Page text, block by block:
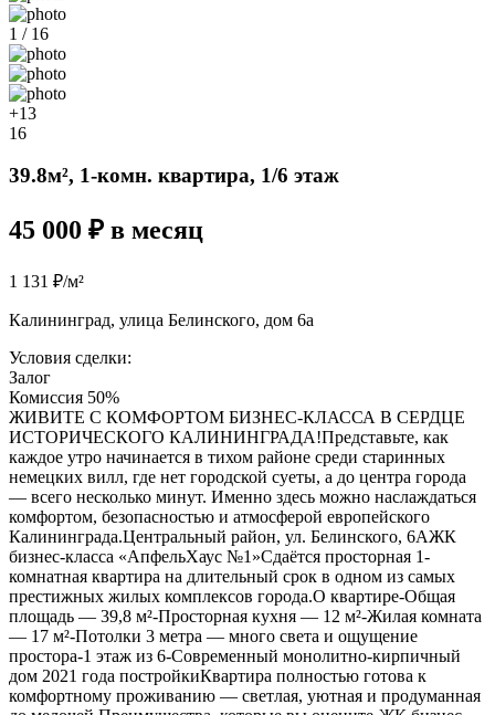
1 / 16
+13
16
39.8м², 1-комн. квартира, 1/6 этаж
45 000 ₽ в месяц
1 131 ₽/м²
Калининград, улица Белинского, дом 6а
Условия сделки:
Залог
Комиссия 50%
ЖИВИТЕ С КОМФОРТОМ БИЗНЕС-КЛАССА В СЕРДЦЕ
ИСТОРИЧЕСКОГО КАЛИНИНГРАДА!Представьте, как
каждое утро начинается в тихом районе среди старинных
немецких вилл, где нет городской суеты, а до центра города
— всего несколько минут. Именно здесь можно наслаждаться
комфортом, безопасностью и атмосферой европейского
Калининграда.Центральный район, ул. Белинского, 6АЖК
бизнес-класса «АпфельХаус №1»Сдаётся просторная 1-
комнатная квартира на длительный срок в одном из самых
престижных жилых комплексов города.О квартире-Общая
площадь — 39,8 м²-Просторная кухня — 12 м²-Жилая комната
— 17 м²-Потолки 3 метра — много света и ощущение
простора-1 этаж из 6-Современный монолитно-кирпичный
дом 2021 года постройкиКвартира полностью готова к
комфортному проживанию — светлая, уютная и продуманная